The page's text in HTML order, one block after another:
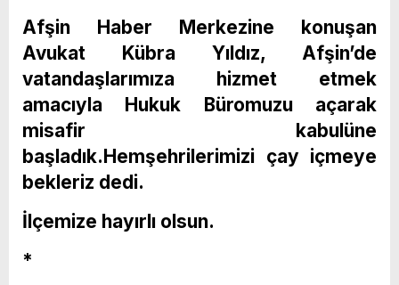
Afşin Haber Merkezine konuşan
Avukat Kübra Yıldız, Afşin’de
vatandaşlarımıza hizmet etmek
amacıyla Hukuk Büromuzu açarak
misafir kabulüne
başladık.Hemşehrilerimizi çay içmeye
bekleriz dedi.
İlçemize hayırlı olsun.
*